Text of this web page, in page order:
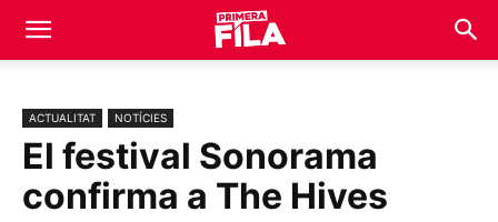
ACTUALITAT NOTÍCIES
El festival Sonorama
confirma a The Hives